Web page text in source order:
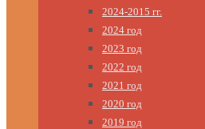
2024-2015 гг.
2024 год
2023 год
2022 год
2021 год
2020 год
2019 год